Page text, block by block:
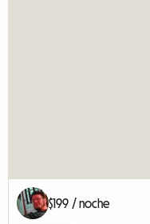
$199 / noche